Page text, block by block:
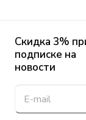
Скидка 3%
подписке на
новости